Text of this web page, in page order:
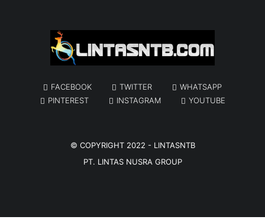
FACEBOOK TWITTER
WHATSAPP
PINTEREST
INSTAGRAM YOUTUBE
© COPYRIGHT 2022 - LINTASNTB
PT. LINTAS NUSRA GROUP